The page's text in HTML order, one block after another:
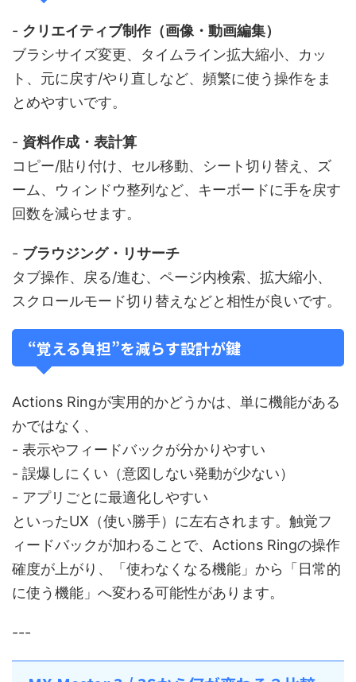
- クリエイティブ制作（画像・動画編集）
ブラシサイズ変更、タイムライン拡大縮小、カッ
ト、元に戻す/やり直しなど、頻繁に使う操作をま
とめやすいです。
- 資料作成・表計算
コピー/貼り付け、セル移動、シート切り替え、ズ
ーム、ウィンドウ整列など、キーボードに手を戻す
回数を減らせます。
- ブラウジング・リサーチ
タブ操作、戻る/進む、ページ内検索、拡大縮小、
スクロールモード切り替えなどと相性が良いです。
“覚える負担”を減らす設計が鍵
Actions Ringが実用的かどうかは、単に機能がある
かではなく、
- 表示やフィードバックが分かりやすい
- 誤爆しにくい（意図しない発動が少ない）
- アプリごとに最適化しやすい
といったUX（使い勝手）に左右されます。触覚フ
ィードバックが加わることで、Actions Ringの操作
確度が上がり、「使わなくなる機能」から「日常的
に使う機能」へ変わる可能性があります。
---